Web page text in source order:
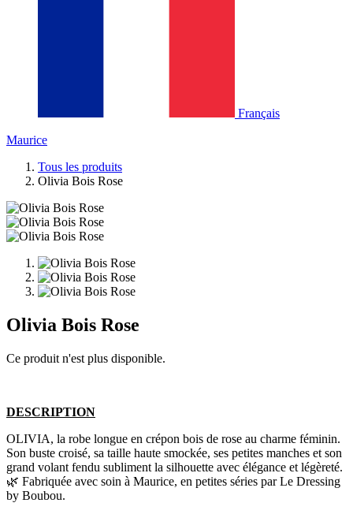
Français
Maurice
Tous les produits
Olivia Bois Rose
Olivia Bois Rose
Ce produit n'est plus disponible.
DESCRIPTION
OLIVIA, la robe longue en crépon bois de rose au charme féminin.
Son buste croisé, sa taille haute smockée, ses petites manches et son
grand volant fendu subliment la silhouette avec élégance et légèreté.
🌿 Fabriquée avec soin à Maurice, en petites séries par Le Dressing
by Boubou.